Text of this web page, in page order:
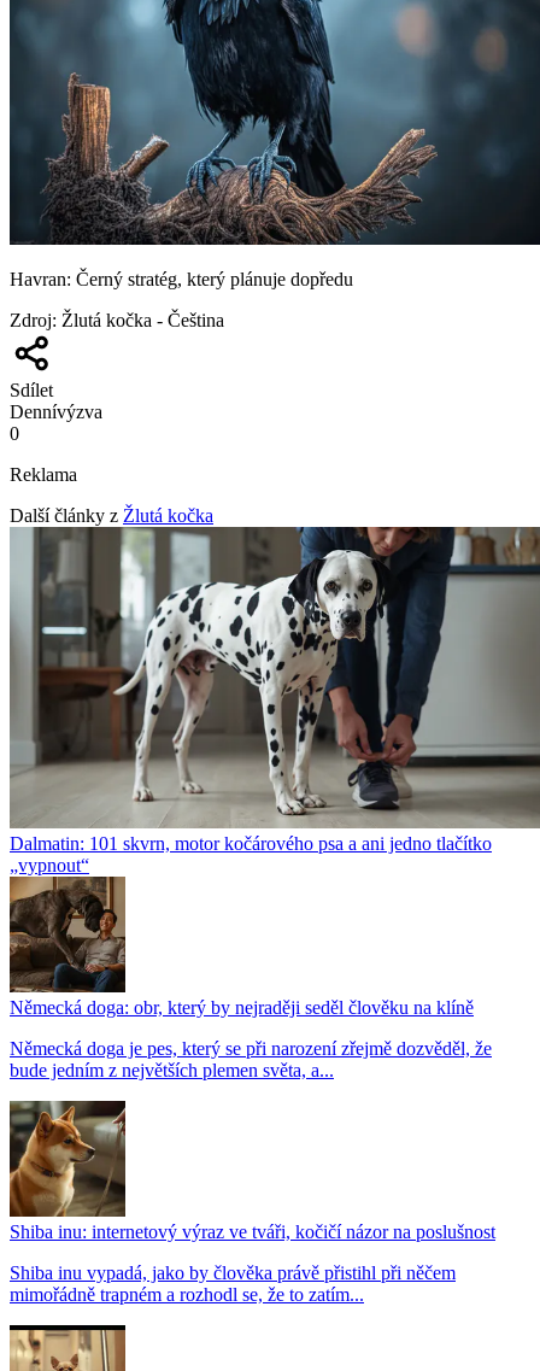
Havran: Černý stratég, který plánuje dopředu
Zdroj: Žlutá kočka - Čeština
Sdílet
Dennívýzva
0
Reklama
Další články z Žlutá kočka
Dalmatin: 101 skvrn, motor kočárového psa a ani jedno tlačítko
„vypnout“
Německá doga: obr, který by nejraději seděl člověku na klíně
Německá doga je pes, který se při narození zřejmě dozvěděl, že
bude jedním z největších plemen světa, a...
Shiba inu: internetový výraz ve tváři, kočičí názor na poslušnost
Shiba inu vypadá, jako by člověka právě přistihl při něčem
mimořádně trapném a rozhodl se, že to zatím...